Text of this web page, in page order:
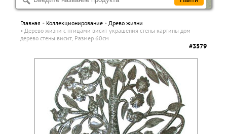
Главная Коллекционирование
Древо жизни
Дерево жизни с птицами висит украшения стены картины дом
дерево стены висит, Размер 60см
#3579